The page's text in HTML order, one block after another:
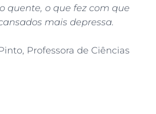
quente, o que fez com que
mais depressa.
Professora de Ciências